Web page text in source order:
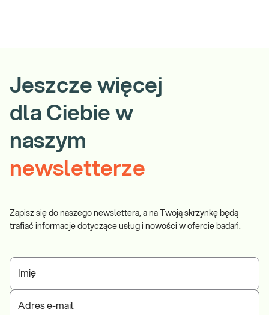
Jeszcze więcej
dla Ciebie w
naszym
newsletterze
Zapisz się do naszego newslettera, a na Twoją skrzynkę będą
trafiać informacje dotyczące usług i nowości w ofercie badań.
Imię
Adres e-mail